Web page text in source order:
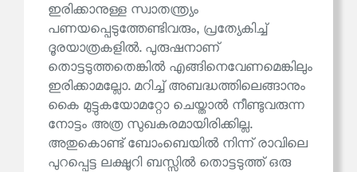
ഇരിക്കാനുള്ള സ്വാതന്ത്ര്യം
പണയപ്പെടുത്തേണ്ടിവരും, പ്രത്യേകിച്ച്
ദൂരയാത്രകളിൽ. പുരുഷനാണ്
തൊട്ടടുത്തതെങ്കിൽ എങ്ങിനെവേണമെങ്കിലും
ഇരിക്കാമല്ലോ. മറിച്ച് അബദ്ധത്തിലെങ്ങാനും
കൈ മുട്ടുകയോമറ്റോ ചെയ്താൽ നീണ്ടുവരുന്ന
നോട്ടം അത്ര സുഖകരമായിരിക്കില്ല.
അതുകൊണ്ട് ബോംബെയിൽ നിന്ന് രാവിലെ
പുറപ്പെട്ട ലക്ഷൂറി ബസ്സിൽ തൊട്ടടുത്ത് ഒരു